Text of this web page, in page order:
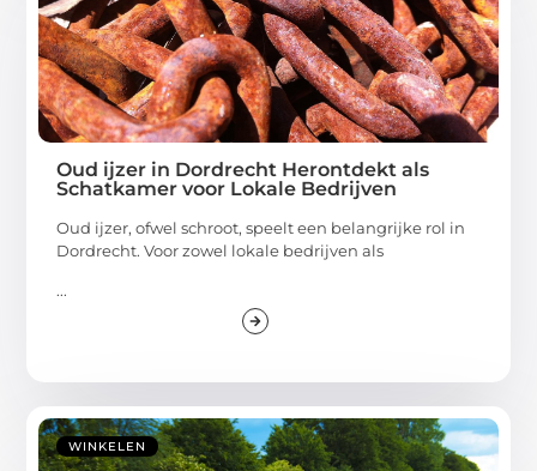
Oud ijzer in Dordrecht Herontdekt als
Schatkamer voor Lokale Bedrijven
Oud ijzer, ofwel schroot, speelt een belangrijke rol in
Dordrecht. Voor zowel lokale bedrijven als
...
WINKELEN